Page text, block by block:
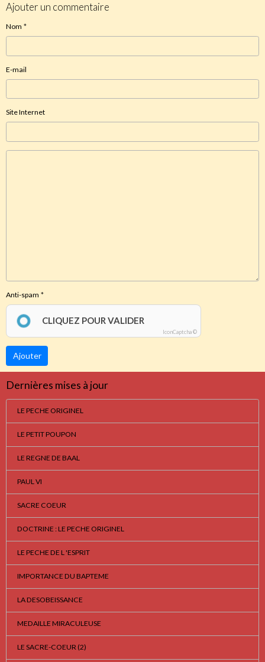
Ajouter un commentaire
Nom
E-mail
Site Internet
Anti-spam
CLIQUEZ POUR VALIDER
IconCaptcha ©
Ajouter
Dernières mises à jour
LE PECHE ORIGINEL
LE PETIT POUPON
LE REGNE DE BAAL
PAUL VI
SACRE COEUR
DOCTRINE : LE PECHE ORIGINEL
LE PECHE DE L 'ESPRIT
IMPORTANCE DU BAPTEME
LA DESOBEISSANCE
MEDAILLE MIRACULEUSE
LE SACRE-COEUR (2)